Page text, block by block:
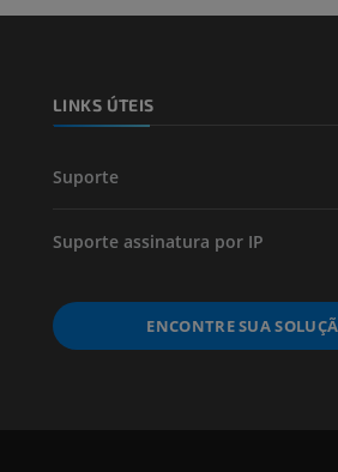
LINKS ÚTEIS
Suporte
Suporte assinatura por IP
ENCONTRE SUA